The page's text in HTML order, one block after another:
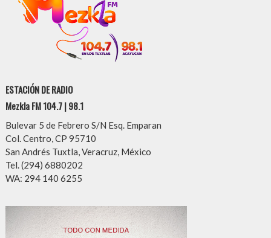
ESTACIÓN DE RADIO
Mezkla FM 104.7 | 98.1
Bulevar 5 de Febrero S/N Esq. Emparan
Col. Centro, CP 95710
San Andrés Tuxtla, Veracruz, México
Tel. (294) 6880202
WA: 294 140 6255